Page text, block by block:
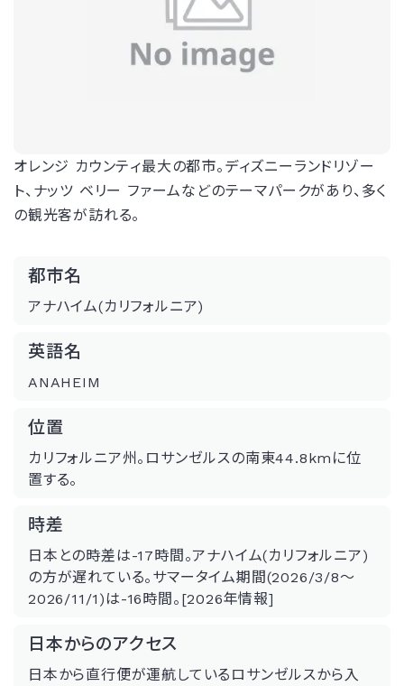
オレンジ カウンティ最大の都市。ディズニーランドリゾー
ト、ナッツ ベリー ファームなどのテーマパークがあり、多く
の観光客が訪れる。
都市名
アナハイム(カリフォルニア)
英語名
ANAHEIM
位置
カリフォルニア州。ロサンゼルスの南東44.8kmに位
置する。
時差
日本との時差は-17時間。アナハイム(カリフォルニア)
の方が遅れている。サマータイム期間(2026/3/8～
2026/11/1)は-16時間。[2026年情報]
日本からのアクセス
日本から直行便が運航しているロサンゼルスから入